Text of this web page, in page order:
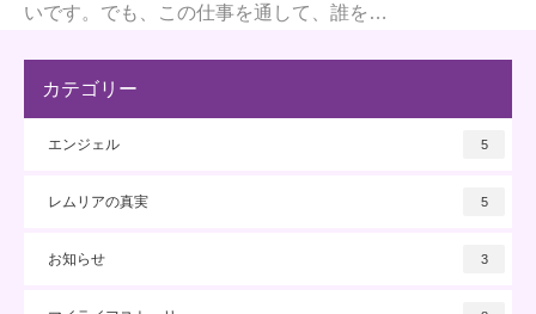
いです。でも、この仕事を通して、誰を…
カテゴリー
エンジェル 5
レムリアの真実 5
お知らせ 3